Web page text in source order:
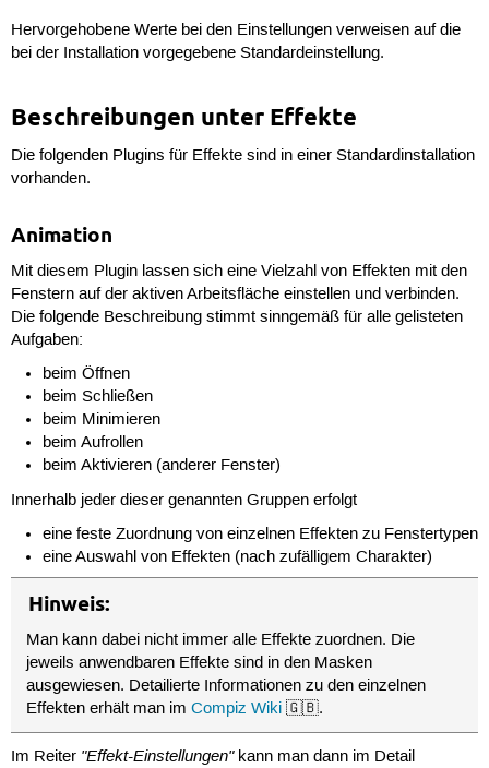
Hervorgehobene Werte bei den Einstellungen verweisen auf die
bei der Installation vorgegebene Standardeinstellung.
Beschreibungen unter Effekte
Die folgenden Plugins für Effekte sind in einer Standardinstallation
vorhanden.
Animation
Mit diesem Plugin lassen sich eine Vielzahl von Effekten mit den
Fenstern auf der aktiven Arbeitsfläche einstellen und verbinden.
Die folgende Beschreibung stimmt sinngemäß für alle gelisteten
Aufgaben:
beim Öffnen
beim Schließen
beim Minimieren
beim Aufrollen
beim Aktivieren (anderer Fenster)
Innerhalb jeder dieser genannten Gruppen erfolgt
eine feste Zuordnung von einzelnen Effekten zu Fenstertypen
eine Auswahl von Effekten (nach zufälligem Charakter)
Hinweis:
Man kann dabei nicht immer alle Effekte zuordnen. Die
jeweils anwendbaren Effekte sind in den Masken
ausgewiesen. Detailierte Informationen zu den einzelnen
Effekten erhält man imCompiz Wiki 🇬🇧.
Im Reiter "Effekt-Einstellungen"kann man dann im Detail